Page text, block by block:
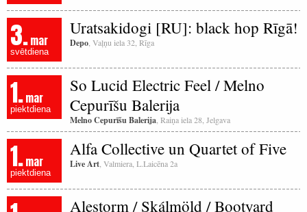
3.mar
svētdiena
Uratsakidogi [RU]: black hop Rīgā!
Depo , Vaļņu iela 32, Rīga
1.mar
piektdiena
So Lucid Electric Feel / Melno
Cepurīšu Balerija
Melno Cepurīšu Balerija , Raiņa iela 28, Jelgava
1.mar
piektdiena
Alfa Collective un Quartet of Five
Live Art , Valmiera, L.Laicēna 2a
Alestorm / Skálmöld / Bootyard